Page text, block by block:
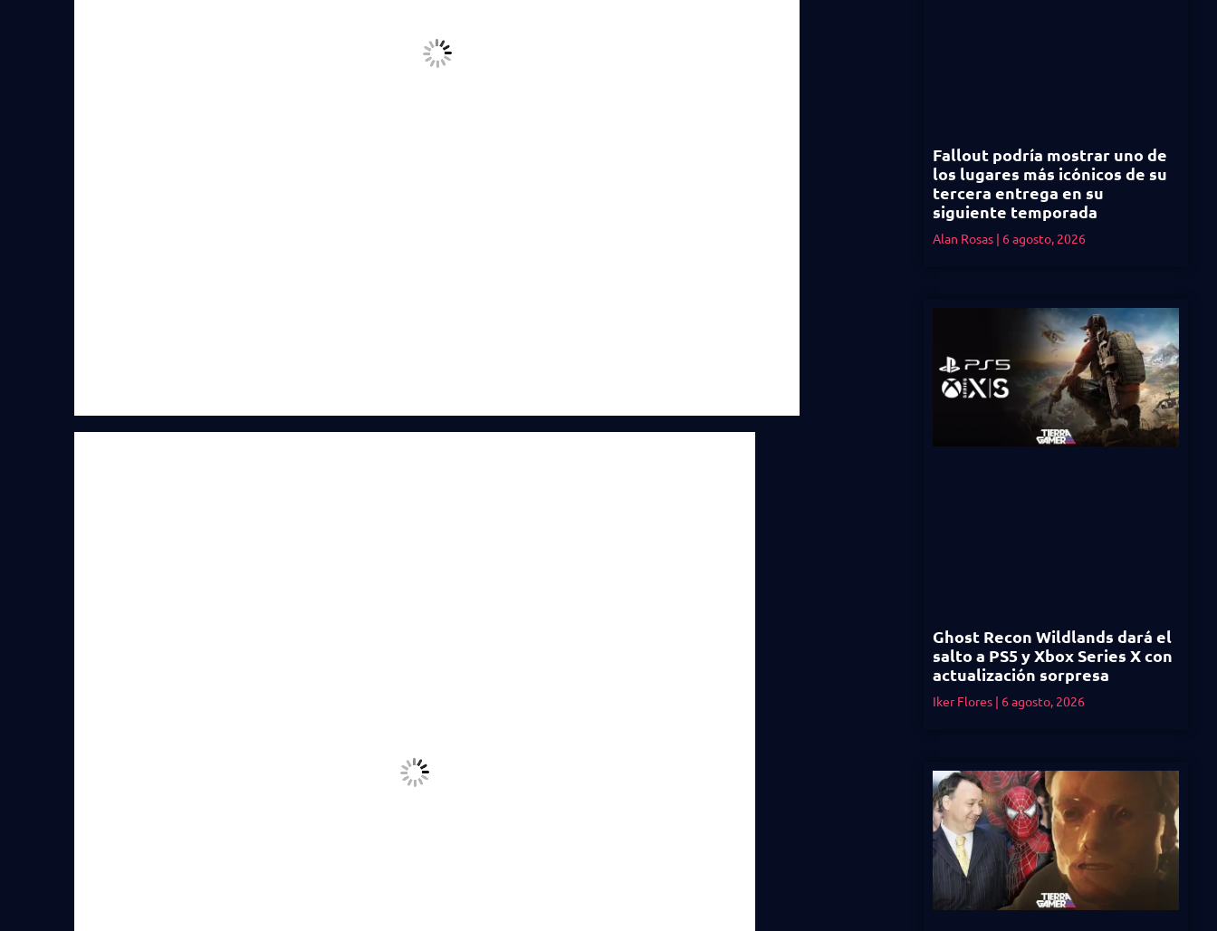
Fallout podría mostrar uno de
los lugares más icónicos de su
tercera entrega en su
siguiente temporada
Alan Rosas 6 agosto, 2026
Ghost Recon Wildlands dará el
salto a PS5 y Xbox Series X con
actualización sorpresa
Iker Flores 6 agosto, 2026